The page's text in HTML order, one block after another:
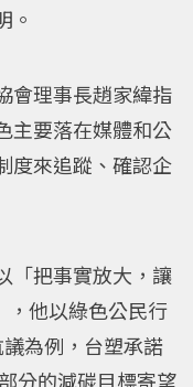
。
會理事長趙家緯指
主要落在媒體和公
度來追蹤、確認企
「把事實放大，讓
，他以綠色公民行
為例，台塑承諾
分的減碳目標寄望